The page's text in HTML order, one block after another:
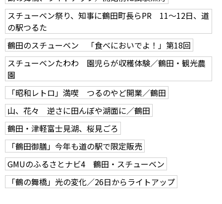
スチューベン祭り、知事に鶴田町長らPR 11～12日、道
の駅つるた
鶴田のスチューベン 「食べにおいでよ！」第18回
スチューベンたわわ 園児らが収穫体験／鶴田・観光農
園
「昭和レトロ」満喫 つるのやど開業／鶴田
山、花々 逆さに田んぼや湖面に／鶴田
鶴田・津軽富士見湖、桜見ごろ
「鶴田御膳」今年も道の駅で限定販売
GMUのふるさとナビ4 鶴田・スチューベン
「鶴の舞橋」光の変化／26日からライトアップ